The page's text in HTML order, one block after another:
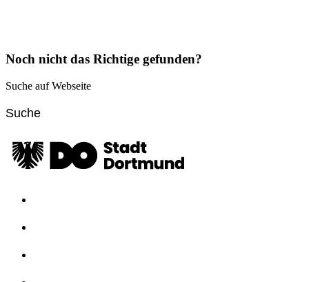
Noch nicht das Richtige gefunden?
Suche auf Webseite